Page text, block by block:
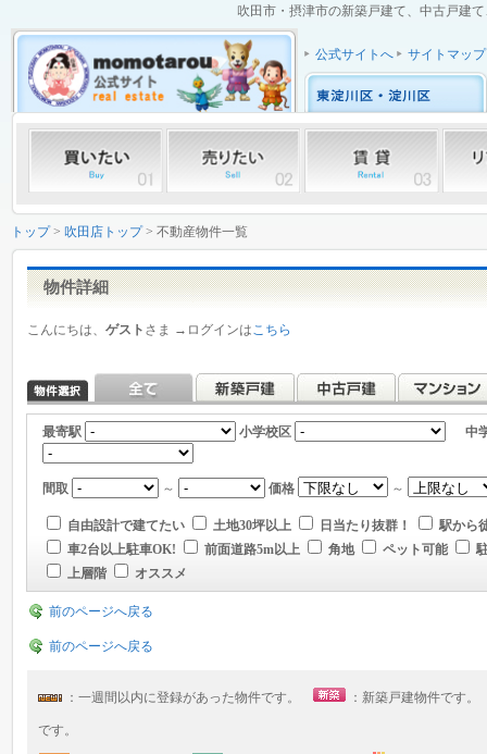
吹田市・摂津市の新築戸建て、中古戸建
公式サイトへ サイトマップ
トップ> 吹田店トップ> 不動産物件一覧
物件詳細
こんにちは、 ゲスト さま →ログインはこちら
最寄駅 小学校区 中
間取 ～ 価格 ～
自由設計で建てたい 土地30坪以上 日当たり抜群！
駅から
車2台以上駐車OK!
前面道路5m以上 角地 ペット可能
上層階
オススメ
前のページへ戻る
前のページへ戻る
：一週間以内に登録があった物件です。 ：新築戸建物件です
です。